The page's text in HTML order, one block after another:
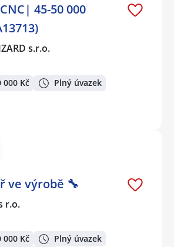
45-50 000
s.r.o.
000 Kč Plný úvazek
ve výrobě 🔧
r.o.
000 Kč
Plný úvazek